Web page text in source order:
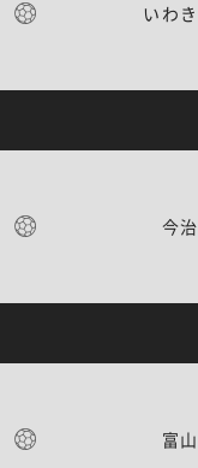
いわき
今治
富山